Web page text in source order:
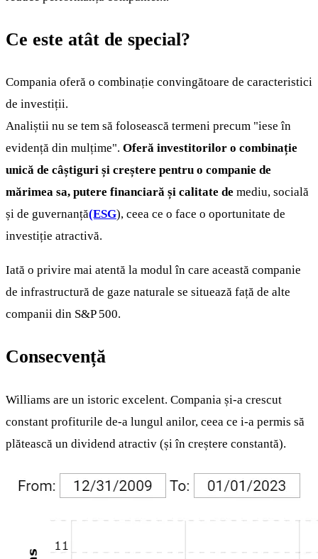
Ce este atât de special?
Compania oferă o combinație convingătoare de caracteristici
de investiții.
Analiștii nu se tem să folosească termeni precum "iese în
evidență din mulțime". Oferă investitorilor o combinație
unică de câștiguri și creștere pentru o companie de
mărimea sa, putere financiară și calitate de mediu, socială
și de guvernanță(ESG), ceea ce o face o oportunitate de
investiție atractivă.
Iată o privire mai atentă la modul în care această companie
de infrastructură de gaze naturale se situează față de alte
companii din S&P 500.
Consecvență
Williams are un istoric excelent. Compania și-a crescut
constant profiturile de-a lungul anilor, ceea ce i-a permis să
plătească un dividend atractiv (și în creștere constantă).